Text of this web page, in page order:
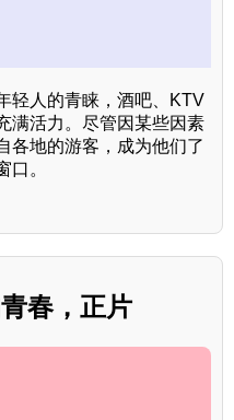
轻人的青睐，酒吧、KTV
满活力。尽管因某些因素
各地的游客，成为他们了
口。
春，正片